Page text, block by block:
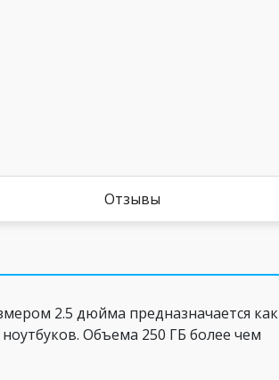
Отзывы
2.5 дюйма предназначается как
Объема 250 ГБ более чем